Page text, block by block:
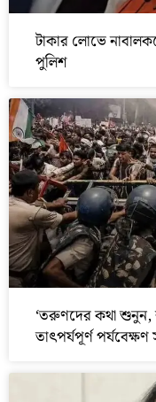
টাকার লোভে
পুলিশ
‘তরুণদের কথা শুনুন,
তাৎপর্যপূর্ণ পর্যবেক্ষণ